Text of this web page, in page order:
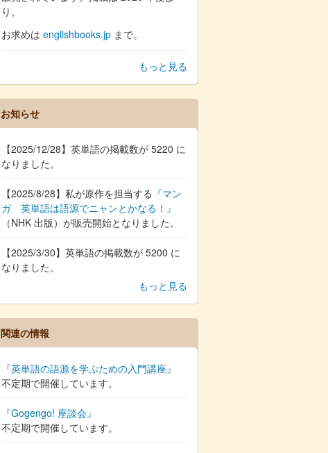
り。
お求めは englishbooks.jp まで。
もっと見る
お知らせ
【2025/12/28】英単語の掲載数が 5220 に
なりました。
【2025/8/28】私が原作を担当する 『マン
ガ 英単語は語源でニャンとかなる！』
（NHK 出版）が販売開始となりました。
【2025/3/30】英単語の掲載数が 5200 に
なりました。
もっと見る
関連の情報
『英単語の語源を学ぶための入門講座』
不定期で開催しています。
『Gogengo! 座談会』
不定期で開催しています。